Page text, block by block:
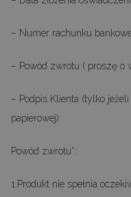
– Numer rachunku
– Powód zwrotu ( proszę o
– Podpis Klienta (tylko
papierowej):
Powód zwrotu*:
1.Produkt nie spełnia